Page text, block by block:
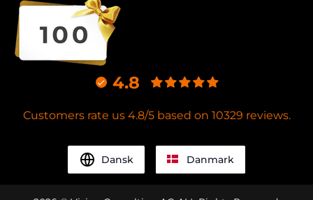
4.8
Customers rate us 4.8/5 based on 10329 reviews.
Dansk Danmark